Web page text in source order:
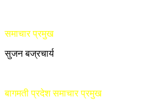
समाचार प्रमुख
सुजन बज्रचार्य
बागमती प्रदेश समाचार प्रमुख